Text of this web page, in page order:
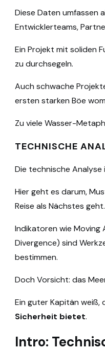
Diese Daten umfassen
Entwicklerteams,
Ein Projekt mit soliden
zu durchsegeln.
Auch schwache
ersten starken Böe
Zu viele Wasser-
TECHNISCHE
Die technische
Hier geht es darum,
Reise als Nächstes geht.
Indikatoren wie Moving
Divergence) sind
bestimmen.
Doch Vorsicht: das
Ein guter Kapitän
Sicherheit bietet.
Intro: